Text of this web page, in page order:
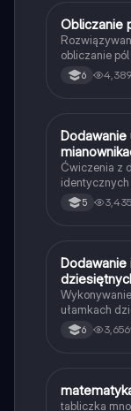
OMatematyka
Obliczanie
obliczanie
boków i
6 4,389
DMatematyka
Dodawanie
Ćwiczenia z
całości.
5 3,435
DMatematyka
Dodawanie
ułamkach
poprawnego
6 3,656
MMatematyka
tabliczka